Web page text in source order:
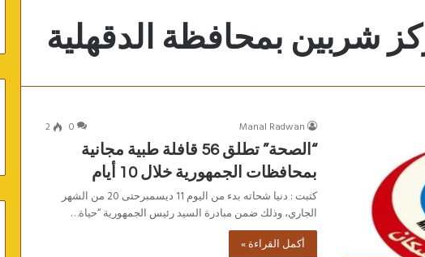
شربين بمحافظة الدقهلية
Manal Radwan
0
2
“الصحة” تطلق 56 قافلة طبية مجانية
بمحافظات الجمهورية خلال 10 أيام
كتبت : دنيا شحاته بدء من اليوم 11 ديسمبرحتى 20 من الشهر
الجاري، وذلك ضمن مبادرة السيد رئيس الجمهورية “حياة…
أكمل القراءة »